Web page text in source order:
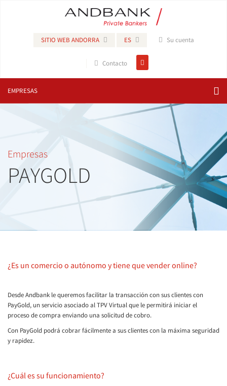
SITIO WEB ANDORRA ES Su cuenta
Contacto
EMPRESAS
Empresas
PAYGOLD
¿Es un comercio o autónomo y tiene que vender online?
Desde Andbank le queremos facilitar la transacción con sus clientes con
PayGold, un servicio asociado al TPV Virtual que le permitirá iniciar el
proceso de compra enviando una solicitud de cobro.
Con PayGold podrá cobrar fácilmente a sus clientes con la máxima seguridad
y rapidez.
¿Cuál es su funcionamiento?